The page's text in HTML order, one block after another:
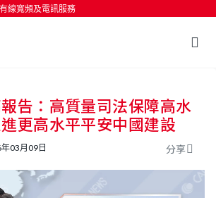
有線寬頻及電訊服務
按輸入鍵開始搜尋
告：高質量司法保障高水
更高水平平安中國建設
03月09日 分享